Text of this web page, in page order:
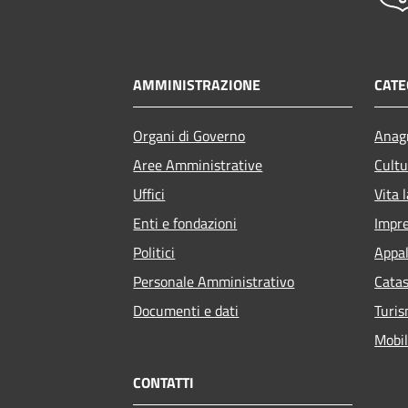
AMMINISTRAZIONE
Organi di Governo
Aree Amministrative
Uffici
Enti e fondazioni
Politici
Personale Amministrativo
Documenti e dati
Vita
CONTATTI